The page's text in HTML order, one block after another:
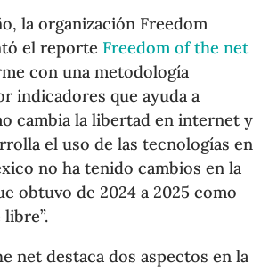
la organización Freedom
el reporte Freedom of the net
con una metodología
indicadores que ayuda a
cambia la libertad en internet y
el uso de las tecnologías en
no ha tenido cambios en la
obtuvo de 2024 a 2025 como
net destaca dos aspectos en la